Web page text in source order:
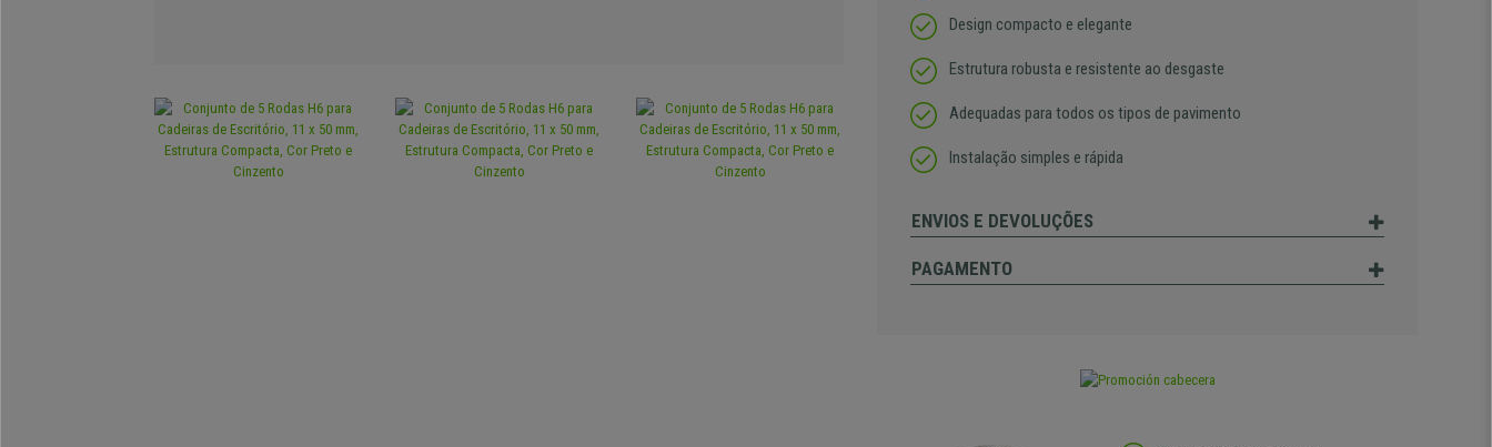
Design compacto e elegante
Estrutura robusta e resistente ao desgaste
Adequadas para todos os tipos de pavimento
Instalação simples e rápida
ENVIOS E DEVOLUÇÕES
PAGAMENTO